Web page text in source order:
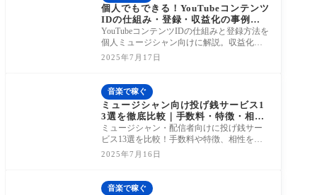
個人でもできる！YouTubeコンテンツ
IDの仕組み・登録・収益化の事例【2
025年版】
YouTubeコンテンツIDの仕組みと登録方法を
個人ミュージシャン向けに解説。収益化の
現実や成功事例、注意点まで網羅。
2025年7月17日
音楽で稼ぐ
ミュージシャン向け投げ銭サービス1
3選を徹底比較｜手数料・特徴・相性
で選ぶ【2026年版】
ミュージシャン・配信者向けに投げ銭サー
ビス13選を比較！手数料や特徴、相性を徹
底解説。2025年最新まとめ。
2025年7月16日
音楽で稼ぐ